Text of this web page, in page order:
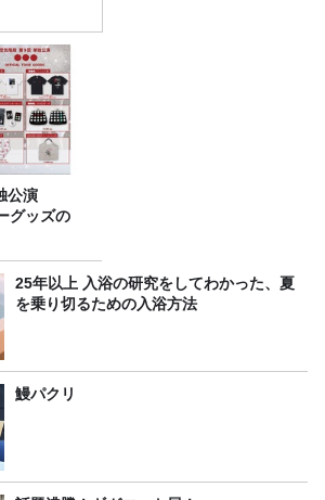
公演
グッズの
25年以上 入浴の研究をしてわかった、夏
を乗り切るための入浴方法
鰻パクリ